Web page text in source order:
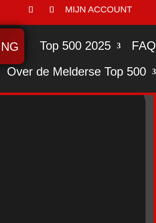
MIJN ACCOUNT
Top 500 2025
FAQ
Over de Melderse Top 500